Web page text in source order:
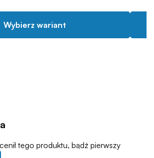
Wybierz wariant
tego produktu, bądź pierwszy